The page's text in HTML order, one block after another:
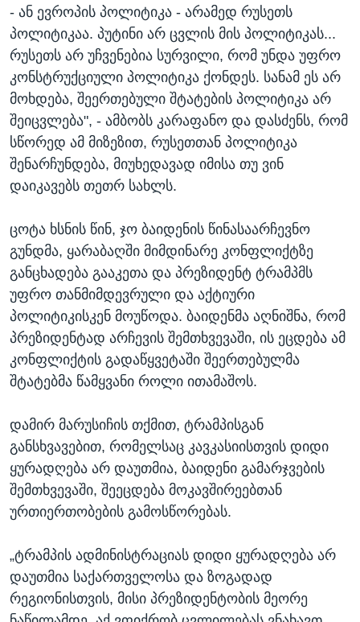
- ან ევროპის პოლიტიკა - არამედ რუსეთს
პოლიტიკაა. პუტინი არ ცვლის მის პოლიტიკას...
რუსეთს არ უჩვენებია სურვილი, რომ უნდა უფრო
კონსტრუქციული პოლიტიკა ქონდეს. სანამ ეს არ
მოხდება, შეერთებული შტატების პოლიტიკა არ
შეიცვლება", - ამბობს კარაფანო და დასძენს, რომ
სწორედ ამ მიზეზით, რუსეთთან პოლიტიკა
შენარჩუნდება, მიუხედავად იმისა თუ ვინ
დაიკავებს თეთრ სახლს.
ცოტა ხსნის წინ, ჯო ბაიდენის წინასაარჩევნო
გუნდმა, ყარაბაღში მიმდინარე კონფლიქტზე
განცხადება გააკეთა და პრეზიდენტ ტრამპმს
უფრო თანმიმდევრული და აქტიური
პოლიტიკისკენ მოუწოდა. ბაიდენმა აღნიშნა, რომ
პრეზიდენტად არჩევის შემთხვევაში, ის ეცდება ამ
კონფლიქტის გადაწყვეტაში შეერთებულმა
შტატებმა წამყვანი როლი ითამაშოს.
დამირ მარუსიჩის თქმით, ტრამპისგან
განსხვავებით, რომელსაც კავკასიისთვის დიდი
ყურადღება არ დაუთმია, ბაიდენი გამარჯვების
შემთხვევაში, შეეცდება მოკავშირეებთან
ურთიერთობების გამოსწორებას.
„ტრამპის ადმინისტრაციას დიდი ყურადღება არ
დაუთმია საქართველოსა და ზოგადად
რეგიონისთვის, მისი პრეზიდენტობის მეორე